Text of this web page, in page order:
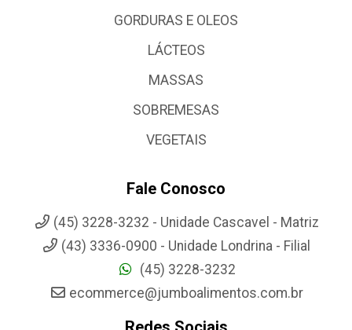
GORDURAS E OLEOS
LÁCTEOS
MASSAS
SOBREMESAS
VEGETAIS
Fale Conosco
(45) 3228-3232 - Unidade Cascavel - Matriz
(43) 3336-0900 - Unidade Londrina - Filial
(45) 3228-3232
ecommerce@jumboalimentos.com.br